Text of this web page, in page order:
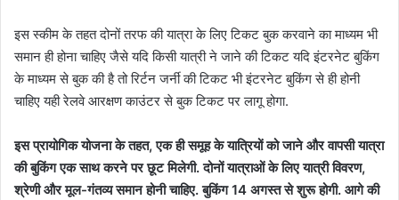
इस स्कीम के तहत दोनों तरफ की यात्रा के लिए टिकट बुक करवाने का माध्यम भी
समान ही होना चाहिए जैसे यदि किसी यात्री ने जाने की टिकट यदि इंटरनेट बुकिंग
के माध्यम से बुक की है तो रिर्टन जर्नी की टिकट भी इंटरनेट बुकिंग से ही होनी
चाहिए यही रेलवे आरक्षण काउंटर से बुक टिकट पर लागू होगा.
इस प्रायोगिक योजना के तहत, एक ही समूह के यात्रियों को जाने और वापसी यात्रा
की बुकिंग एक साथ करने पर छूट मिलेगी. दोनों यात्राओं के लिए यात्री विवरण,
श्रेणी और मूल-गंतव्य समान होनी चाहिए. बुकिंग 14 अगस्त से शुरू होगी. आगे की